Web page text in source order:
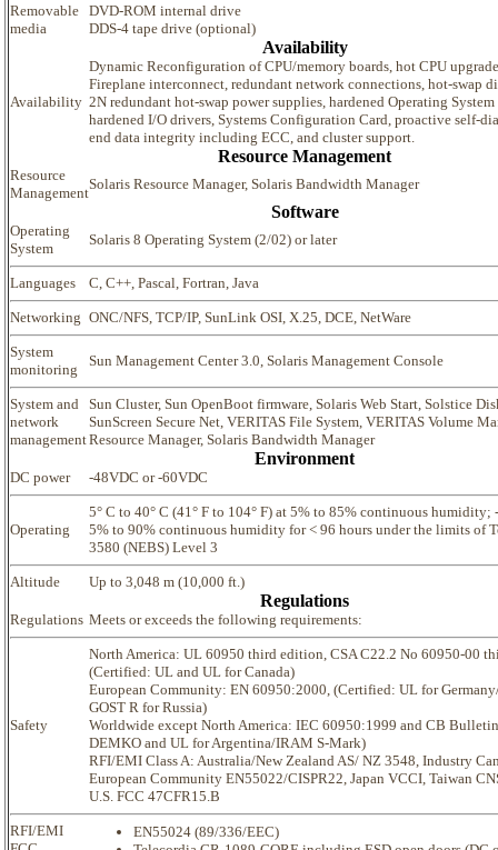
Removable
media
DVD-ROM internal drive
DDS-4 tape drive (optional)
Availability
Availability
Dynamic Reconfiguration of CPU/memory boards, hot CPU
Fireplane interconnect, redundant network connections, hot-swap
2N redundant hot-swap power supplies, hardened Operating
hardened I/O drivers, Systems Configuration Card, proactive self-
end data integrity including ECC, and cluster support.
Resource Management
Resource
Management
Solaris Resource Manager, Solaris Bandwidth Manager
Software
Operating
System
Solaris 8 Operating System (2/02) or later
Languages C, C++, Pascal, Fortran, Java
Networking ONC/NFS, TCP/IP, SunLink OSI, X.25, DCE, NetWare
System
monitoring
Sun Management Center 3.0, Solaris Management Console
System and
network
management
Sun Cluster, Sun OpenBoot firmware, Solaris Web Start, Solstice
SunScreen Secure Net, VERITAS File System, VERITAS Volume
Resource Manager, Solaris Bandwidth Manager
Environment
DC power -48VDC or -60VDC
Operating
5° C to 40° C (41° F to 104° F) at 5% to 85% continuous humidity;
5% to 90% continuous humidity for < 96 hours under the limits of
3580 (NEBS) Level 3
Altitude Up to 3,048 m (10,000 ft.)
Regulations
Regulations Meets or exceeds the following requirements:
Safety
North America: UL 60950 third edition, CSA C22.2 No 60950-00
(Certified: UL and UL for Canada)
European Community: EN 60950:2000, (Certified: UL for
GOST R for Russia)
Worldwide except North America: IEC 60950:1999 and CB
DEMKO and UL for Argentina/IRAM S-Mark)
RFI/EMI Class A: Australia/New Zealand AS/ NZ 3548, Industry
European Community EN55022/CISPR22, Japan VCCI, Taiwan
U.S. FCC 47CFR15.B
RFI/EMI
EN55024 (89/336/EEC)